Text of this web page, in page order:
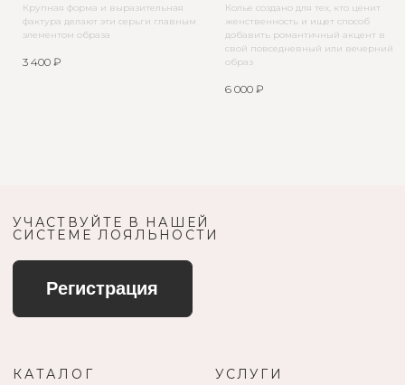
Крупная форма и выразительная
фактура делают эти серьги главным
элементом образа
3 400 ₽
Колье создано для тех, кто ценит
женственность и ищет способ
добавить романтичный акцент в
свой повседневный или вечерний
образ
6 000 ₽